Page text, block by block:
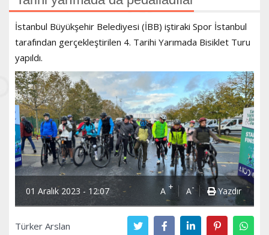
İstanbul Büyükşehir Belediyesi (İBB) iştiraki Spor İstanbul
tarafından gerçekleştirilen 4. Tarihi Yarımada Bisiklet Turu
yapıldı.
01 Aralık 2023 - 12:07 A + A- Yazdır
Türker Arslan